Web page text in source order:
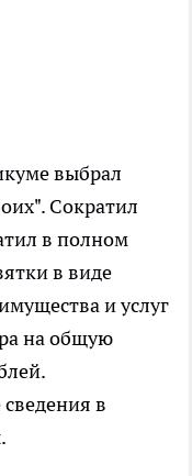
выбрал
Сократил
в полном
в виде
и услуг
на общую
в